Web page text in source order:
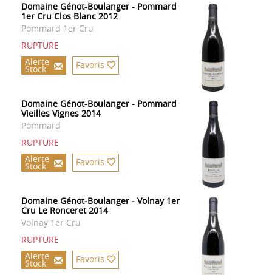
Domaine Génot-Boulanger - Pommard
1er Cru Clos Blanc 2012
Pommard 1er Cru
RUPTURE
Alerte
Stock Favoris
Domaine Génot-Boulanger - Pommard
Vieilles Vignes 2014
Pommard
RUPTURE
Alerte
Stock Favoris
Domaine Génot-Boulanger - Volnay 1er
Cru Le Ronceret 2014
Volnay 1er Cru
RUPTURE
Alerte
Stock Favoris